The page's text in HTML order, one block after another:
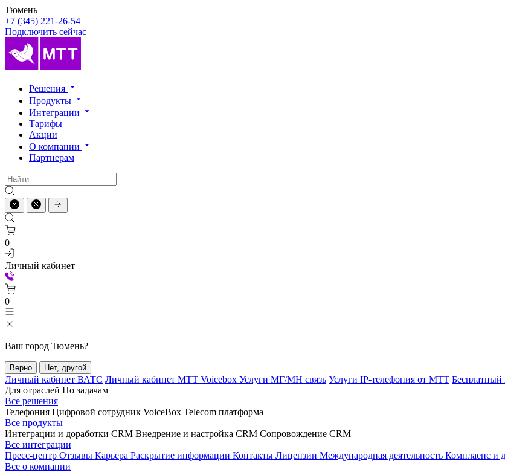
Тюмень
+7 (345) 221-26-54
Подключить сейчас
Решения
Продукты
Интеграции
Тарифы
Акции
О компании
Партнерам
0
Личный кабинет
0
Ваш город Тюмень?
Верно Нет, другой
Личный кабинет ВАТС Личный кабинет МТТ Voicebox Услуги МГ/МН связь Услуги IP-телефония от МТТ Бесплатный
Для отраслей По задачам
Все решения
Телефония Цифровой сотрудник VoiceBox Telecom платформа
Все продукты
Интеграции и доработки CRM Внедрение и настройка CRM Сопровождение CRM
Все интеграции
Пресс-центр Отзывы Карьера Раскрытие информации Контакты Лицензии Международная деятельность Комплаенс и
Все о компании